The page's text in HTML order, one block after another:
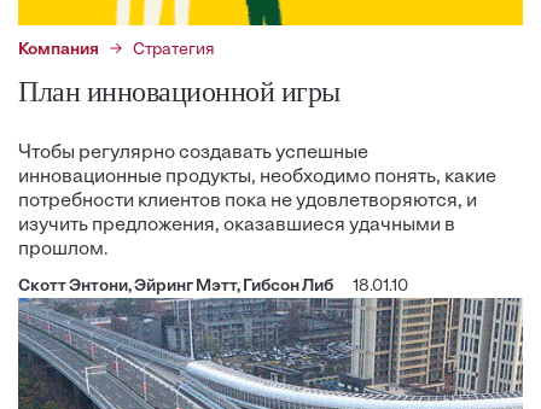
Компания Стратегия
План инновационной игры
Чтобы регулярно создавать успешные
инновационные продукты, необходимо понять, какие
потребности клиентов пока не удовлетворяются, и
изучить предложения, оказавшиеся удачными в
прошлом.
Скотт Энтони, Эйринг Мэтт, Гибсон Либ 18.01.10